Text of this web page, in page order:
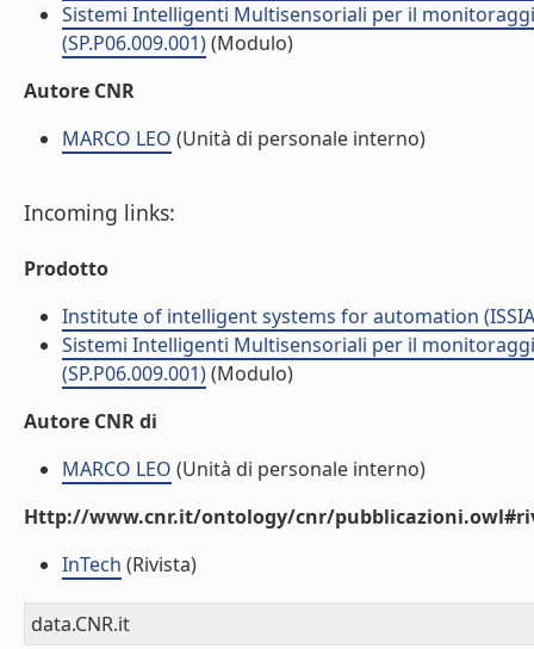
Sistemi Intelligenti Multisensoriali per il
(SP.P06.009.001)(Modulo)
Autore CNR
MARCO LEO (Unità di personale interno)
Incoming links:
Prodotto
Institute of intelligent systems for automation
Sistemi Intelligenti Multisensoriali per il
(SP.P06.009.001)(Modulo)
Autore CNR di
MARCO LEO (Unità di personale interno)
Http://www.cnr.it/ontology/cnr/
InTech (Rivista)
data.CNR.it